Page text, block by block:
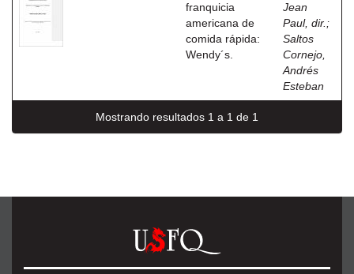
franquicia
americana de
comida rápida:
Wendy´s.
Jean
Paul, dir. ;
Saltos
Cornejo,
Andrés
Esteban
Mostrando resultados 1 a 1 de 1